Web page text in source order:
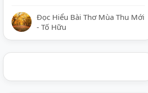
Đọc Hiểu Bài Thơ Mùa Thu Mới
- Tố Hữu